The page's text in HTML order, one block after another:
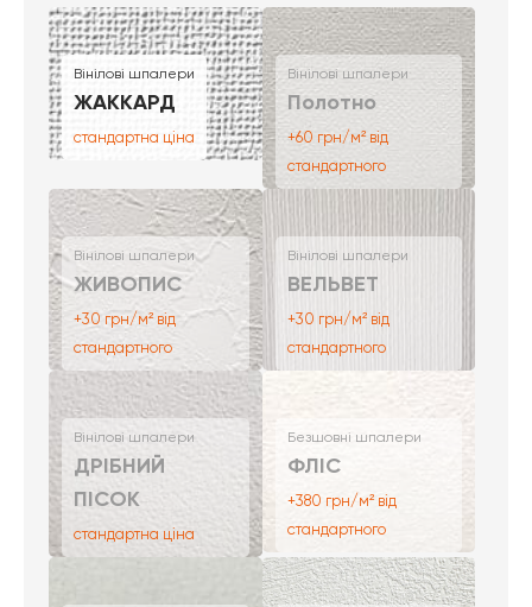
Вінілові шпалери
ЖАККАРД
стандартна ціна
Вінілові шпалери
Полотно
+60 грн/м² від
стандартного
Вінілові шпалери
ЖИВОПИС
+30 грн/м² від
стандартного
Вінілові шпалери
ВЕЛЬВЕТ
+30 грн/м² від
стандартного
Вінілові шпалери
ДРІБНИЙ
ПІСОК
стандартна ціна
Безшовні шпалери
ФЛІС
+380 грн/м² від
стандартного